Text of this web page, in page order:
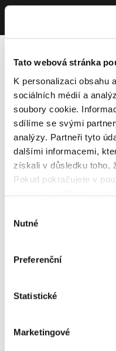
Tato webová stránka
K personalizaci obsahu
sociálních médií a
soubory cookie.
sdílíme se svými
analýzy. Partneři tyto
dalšími informacemi,
získali v důsledku toho,
Pokud pokračujete v
souhlasu
Nutné
Preferenční
Statistické
Marketingové